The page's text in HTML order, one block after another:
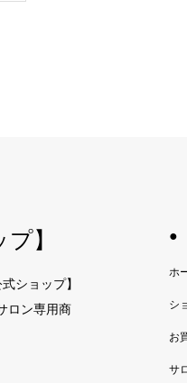
】
ショップ】
ロン専用商
●
ホ
シ
お
サ